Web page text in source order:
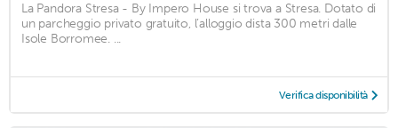
La Pandora Stresa - By Impero House si trova a Stresa. Dotato di
un parcheggio privato gratuito, l’alloggio dista 300 metri dalle
Isole Borromee. ...
Verifica disponibilità